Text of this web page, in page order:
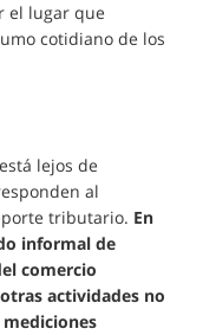
el lugar que
cotidiano de los
lejos de
al
tributario. En
informal de
comercio
actividades no